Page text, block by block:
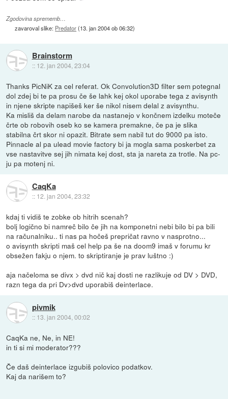
Zgodovina sprememb…
zavaroval slike: Predator(13. jan 2004 ob 06:32)
Brainstorm
:: 12. jan 2004, 23:04
Thanks PicNiK za cel referat. Ok Convolution3D filter sem potegnal
dol zdej bi te pa prosu če še lahk kej okol uporabe tega z avisynth
in njene skripte napišeš ker še nikol nisem delal z avisynthu.
Ka misliš da delam narobe da nastanejo v končnem izdelku moteče
črte ob robovih oseb ko se kamera premakne, če pa je slika
stabilna črt skor ni opazit. Bitrate sem nabil tut do 9000 pa isto.
Pinnacle al pa ulead movie factory bi ja mogla sama poskerbet za
vse nastavitve sej jih nimata kej dost, sta ja nareta za trotle. Na pc-
ju pa motenj ni.
CaqKa
:: 12. jan 2004, 23:32
kdaj ti vidiš te zobke ob hitrih scenah?
bolj logično bi namreč bilo če jih na komponetni nebi bilo bi pa bili
na računalniku.. ti nas pa hočeš prepričat ravno v nasprotno...
o avisynth skripti maš cel help pa še na doom9 imaš v forumu kr
obsežen fakju o njem. to skriptiranje je prav luštno :)
aja načeloma se divx > dvd nič kaj dosti ne razlikuje od DV > DVD,
razn tega da pri Dv>dvd uporabiš deinterlace.
pivmik
:: 13. jan 2004, 00:02
CaqKa ne, Ne, in NE!
in ti si mi moderator???
Če daš deinterlace izgubiš polovico podatkov.
Kaj da narišem to?